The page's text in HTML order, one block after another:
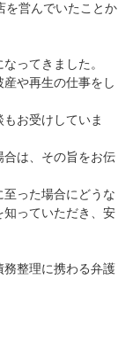
を営んでいたことか
ってきました。
や再生の仕事をし
お受けしていま
は、その旨をお伝
った場合にどうな
っていただき、安
務整理に携わる弁護